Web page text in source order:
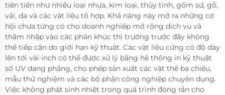
tiên tiến như nhiều loại nhựa, kim loại, thủy tinh, gốm sứ, gỗ,
vải, da và các vật liệu tổ hợp. Khả năng này mở ra những cơ
hội chưa từng có cho doanh nghiệp mở rộng dịch vụ và
thâm nhập vào các phân khúc thị trường trước đây không
thể tiếp cận do giới hạn kỹ thuật. Các vật liệu cứng có độ dày
lên tới vài inch có thể được xử lý bằng hệ thống in kỹ thuật
số UV dạng phẳng, cho phép sản xuất các vật thể ba chiều,
mẫu thử nghiệm và các bộ phận công nghiệp chuyên dụng.
Việc không phát sinh nhiệt trong quá trình đóng rắn cho